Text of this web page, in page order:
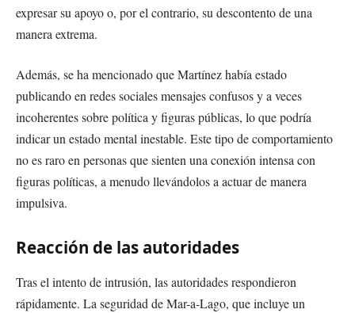
expresar su apoyo o, por el contrario, su descontento de una
manera extrema.
Además, se ha mencionado que Martínez había estado
publicando en redes sociales mensajes confusos y a veces
incoherentes sobre política y figuras públicas, lo que podría
indicar un estado mental inestable. Este tipo de comportamiento
no es raro en personas que sienten una conexión intensa con
figuras políticas, a menudo llevándolos a actuar de manera
impulsiva.
Reacción de las autoridades
Tras el intento de intrusión, las autoridades respondieron
rápidamente. La seguridad de Mar-a-Lago, que incluye un